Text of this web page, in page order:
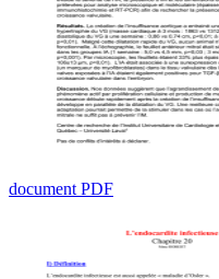
document PDF